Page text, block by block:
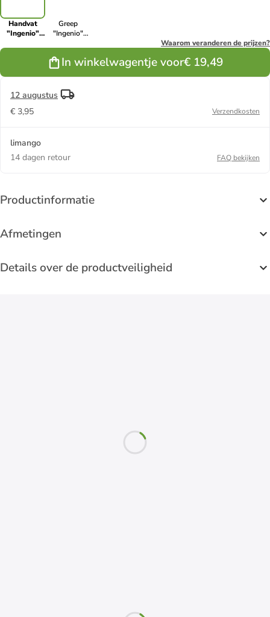
Handvat
"Ingenio"
(B)27 x (H)5
Greep
"Ingenio"
Waarom veranderen de prijzen?
In winkelwagentje voor€ 19,49
12 augustus
€ 3,95
Verzendkosten
limango
14 dagen retour
FAQ bekijken
Productinformatie
Afmetingen
Details over de productveiligheid